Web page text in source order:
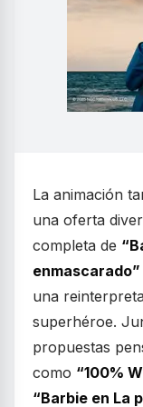
La animación
una oferta
completa de
enmascarado”
una
superhéroe.
propuestas
como “100%
“Barbie en La